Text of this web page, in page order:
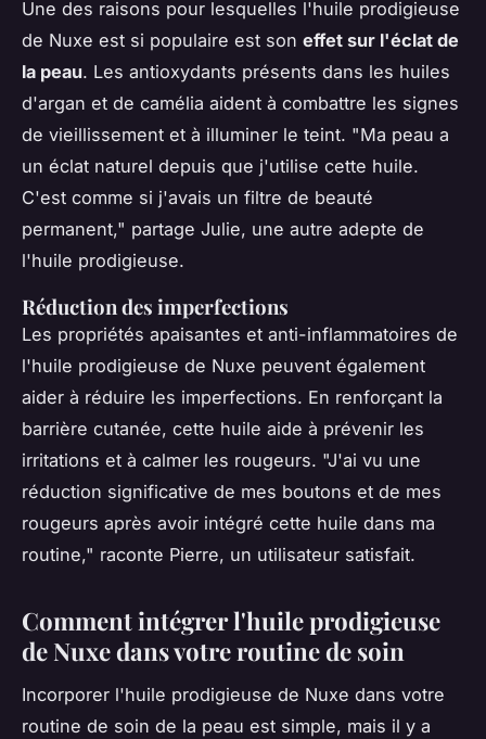
Une des raisons pour lesquelles l'huile prodigieuse
de Nuxe est si populaire est son effet sur l'éclat de
la peau. Les antioxydants présents dans les huiles
d'argan et de camélia aident à combattre les signes
de vieillissement et à illuminer le teint. "Ma peau a
un éclat naturel depuis que j'utilise cette huile.
C'est comme si j'avais un filtre de beauté
permanent," partage Julie, une autre adepte de
l'huile prodigieuse.
Réduction des imperfections
Les propriétés apaisantes et anti-inflammatoires de
l'huile prodigieuse de Nuxe peuvent également
aider à réduire les imperfections. En renforçant la
barrière cutanée, cette huile aide à prévenir les
irritations et à calmer les rougeurs. "J'ai vu une
réduction significative de mes boutons et de mes
rougeurs après avoir intégré cette huile dans ma
routine," raconte Pierre, un utilisateur satisfait.
Comment intégrer l'huile prodigieuse
de Nuxe dans votre routine de soin
Incorporer l'huile prodigieuse de Nuxe dans votre
routine de soin de la peau est simple, mais il y a